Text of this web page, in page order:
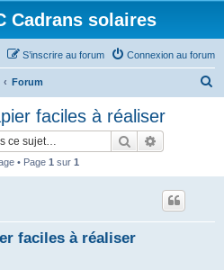
Cadrans solaires
Connexion au forum
S’inscrire au forum
Forum
faciles à réaliser
Rechercher
• Page 1 sur 1
faciles à réaliser